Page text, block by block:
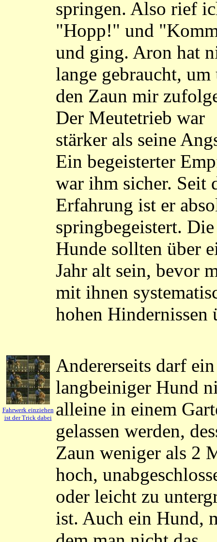
springen. Also rief
"Hopp!" und
und ging. Aron hat
lange gebraucht, um
den Zaun mir
Der Meutetrieb war
stärker als seine
Ein begeisterter
war ihm sicher. Seit
Erfahrung ist er
springbegeistert. Die
Hunde sollten über
Jahr alt sein, bevor
mit ihnen
hohen Hindernissen
Fahrwerk einziehen
ist der Trick dabei
Andererseits darf ein
langbeiniger Hund
alleine in einem
gelassen werden,
Zaun weniger als 2
hoch,
oder leicht zu
ist. Auch ein Hund,